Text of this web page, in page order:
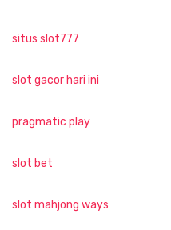
situs slot777
slot gacor hari ini
pragmatic play
slot bet
slot mahjong ways